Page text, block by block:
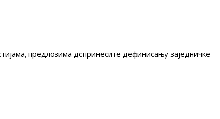
предлозима допринесите дефинисању заједничке